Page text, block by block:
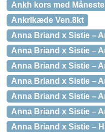
Ankh kors med
Ankrlkæde Ven.8kt
Anna Briand x Sistie –
Anna Briand x Sistie –
Anna Briand x Sistie –
Anna Briand x Sistie –
Anna Briand x Sistie –
Anna Briand x Sistie –
Anna Briand x Sistie –